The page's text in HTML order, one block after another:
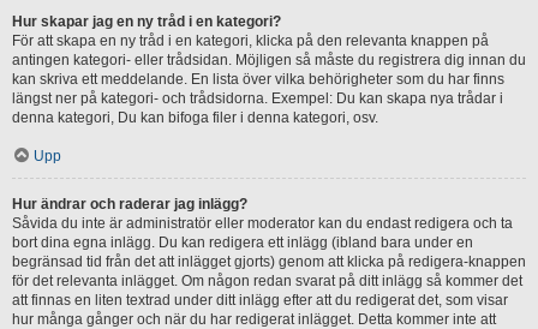
Hur skapar jag en ny tråd i en kategori?
För att skapa en ny tråd i en kategori, klicka på den relevanta knappen på
antingen kategori- eller trådsidan. Möjligen så måste du registrera dig innan du
kan skriva ett meddelande. En lista över vilka behörigheter som du har finns
längst ner på kategori- och trådsidorna. Exempel: Du kan skapa nya trådar i
denna kategori, Du kan bifoga filer i denna kategori, osv.
Upp
Hur ändrar och raderar jag inlägg?
Såvida du inte är administratör eller moderator kan du endast redigera och ta
bort dina egna inlägg. Du kan redigera ett inlägg (ibland bara under en
begränsad tid från det att inlägget gjorts) genom att klicka på redigera-knappen
för det relevanta inlägget. Om någon redan svarat på ditt inlägg så kommer det
att finnas en liten textrad under ditt inlägg efter att du redigerat det, som visar
hur många gånger och när du har redigerat inlägget. Detta kommer inte att